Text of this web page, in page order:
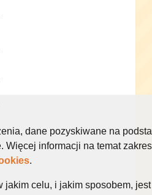
dane pozyskiwane na
informacji na temat
.
celu, i jakim sposobem,